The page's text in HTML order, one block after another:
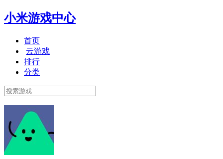
小米游戏中心
首页
云游戏
排行
分类